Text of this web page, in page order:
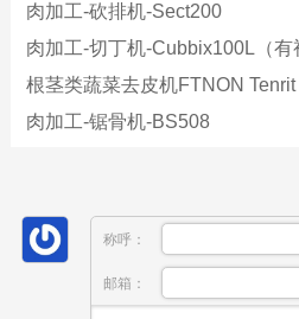
肉加工-砍排机-Sect200
肉加工-切丁机-Cubbix100L（有
根茎类蔬菜去皮机FTNON Tenrit
肉加工-锯骨机-BS508
称呼：
邮箱：